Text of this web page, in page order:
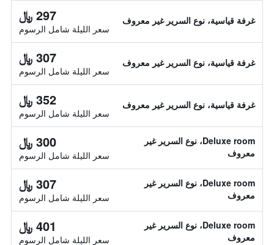
غرفة قياسية، نوع السرير غير معروف 297 ﷼
سعر الليلة شامل الرسوم
غرفة قياسية، نوع السرير غير معروف 307 ﷼
سعر الليلة شامل الرسوم
غرفة قياسية، نوع السرير غير معروف 352 ﷼
سعر الليلة شامل الرسوم
Deluxe room، نوع السرير غير
معروف
300 ﷼
سعر الليلة شامل الرسوم
Deluxe room، نوع السرير غير
معروف
307 ﷼
سعر الليلة شامل الرسوم
Deluxe room، نوع السرير غير
معروف
401 ﷼
سعر الليلة شامل الرسوم